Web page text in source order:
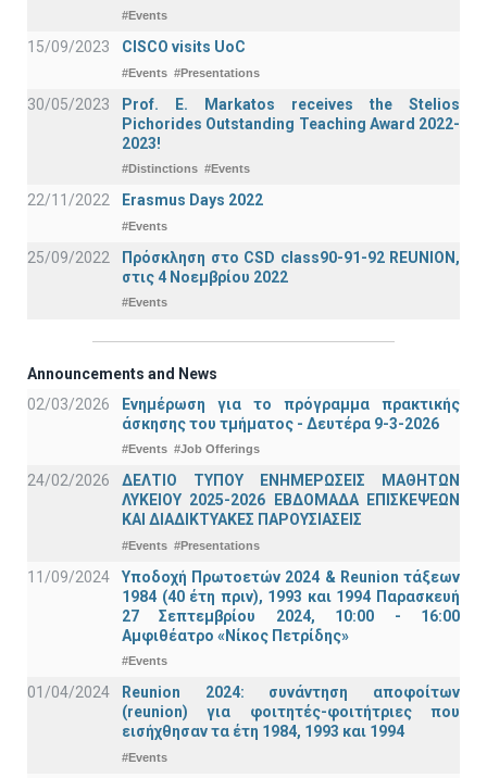
#Events
15/09/2023 CISCO visits UoC
#Events #Presentations
30/05/2023
Prof. E. Markatos receives the Stelios
Pichorides Outstanding Teaching Award 2022-
2023!
#Distinctions #Events
22/11/2022 Erasmus Days 2022
#Events
25/09/2022
Πρόσκληση στο CSD class90-91-92 REUNION,
στις 4 Νοεμβρίου 2022
#Events
Announcements and News
02/03/2026
Ενημέρωση για το πρόγραμμα πρακτικής
άσκησης του τμήματος - Δευτέρα 9-3-2026
#Events #Job Offerings
24/02/2026
ΔΕΛΤΙΟ ΤΥΠΟΥ ΕΝΗΜΕΡΩΣΕΙΣ ΜΑΘΗΤΩΝ
ΛΥΚΕΙΟΥ 2025-2026 ΕΒΔΟΜΑΔΑ ΕΠΙΣΚΕΨΕΩΝ
ΚΑΙ ΔΙΑΔΙΚΤΥΑΚΕΣ ΠΑΡΟΥΣΙΑΣΕΙΣ
#Events #Presentations
11/09/2024
Υποδοχή Πρωτοετών 2024 & Reunion τάξεων
1984 (40 έτη πριν), 1993 και 1994 Παρασκευή
27 Σεπτεμβρίου 2024, 10:00 - 16:00
Αμφιθέατρο «Νίκος Πετρίδης»
#Events
01/04/2024
Reunion 2024: συνάντηση αποφοίτων
(reunion) για φοιτητές-φοιτήτριες που
εισήχθησαν τα έτη 1984, 1993 και 1994
#Events